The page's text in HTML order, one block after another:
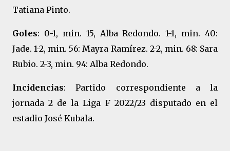
Tatiana Pinto.
Goles: 0-1, min. 15, Alba Redondo. 1-1, min. 40:
Jade. 1-2, min. 56: Mayra Ramírez. 2-2, min. 68: Sara
Rubio. 2-3, min. 94: Alba Redondo.
Incidencias: Partido correspondiente a la
jornada 2 de la Liga F 2022/23 disputado en el
estadio José Kubala.